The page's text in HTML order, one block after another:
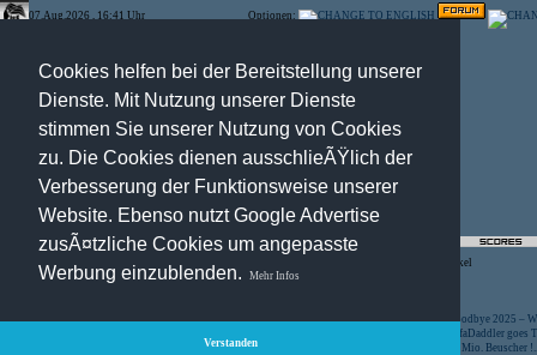
Cookies helfen bei der Bereitstellung unserer
Dienste. Mit Nutzung unserer Dienste
stimmen Sie unserer Nutzung von Cookies
zu. Die Cookies dienen ausschlieÃŸlich der
Verbesserung der Funktionsweise unserer
Website. Ebenso nutzt Google Advertise
zusÃ¤tzliche Cookies um angepasste
Werbung einzublenden.
Mehr Infos
Verstanden
07.Aug.2026 , 16:41 Uhr Optionen:
Artikel
Besucher:44433614 CS -SniperWar Server
Goodbye 2025 –
SofaDaddler goes
CS -FunYard
40 Mio. Beuscher